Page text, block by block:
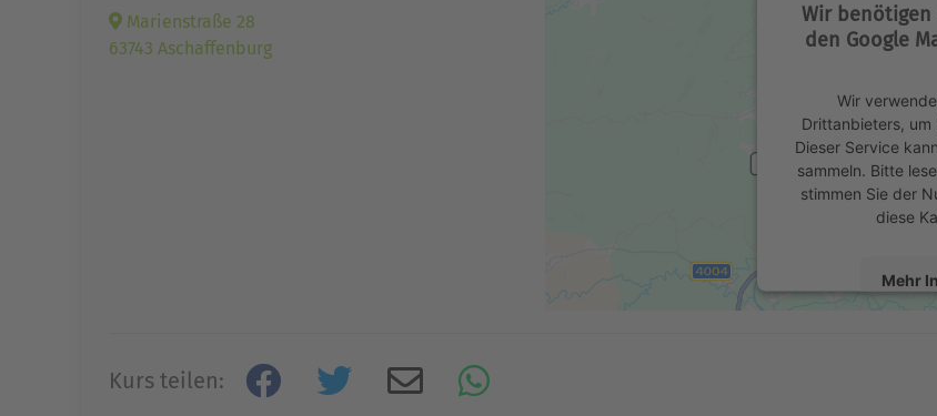
Marienstraße 28
63743 Aschaffenburg
Wir benötigen
den Google
Wir
Drittanbieters,
Dieser Service
sammeln. Bitte
stimmen Sie der
diese
Mehr
Kurs teilen: